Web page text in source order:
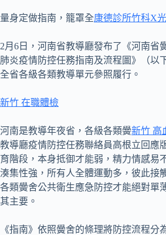
量身定做指南，籠罩全康德診所竹科X光
2月6日，河南省教導廳發布了《河南省
肺炎疫情防控任務指南及流程圖》（以
全省各級各類教導單元參照履行。
新竹 在職體檢
河南是教導年夜省，各級各類黌新竹 高
教導廳疫情防控任務聯絡員高根立回應
育階段，本身抵御才能弱，精力情感易
湊集性強，所有人全體運動多，彼此接
各類黌舍公共衛生應急防控才能絕對單
其主要。
《指南》依照黌舍的條理將防控流程分